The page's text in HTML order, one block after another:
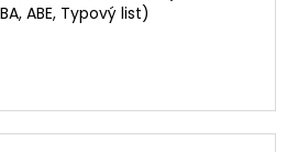
ABE, Typový list)